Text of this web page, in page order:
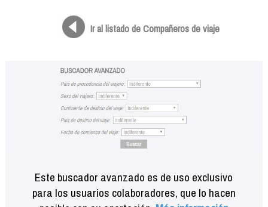
Ir al listado de Compañeros de viaje
Este buscador avanzado es de uso exclusivo
para los usuarios colaboradores, que lo hacen